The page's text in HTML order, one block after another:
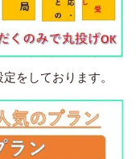
をしております。